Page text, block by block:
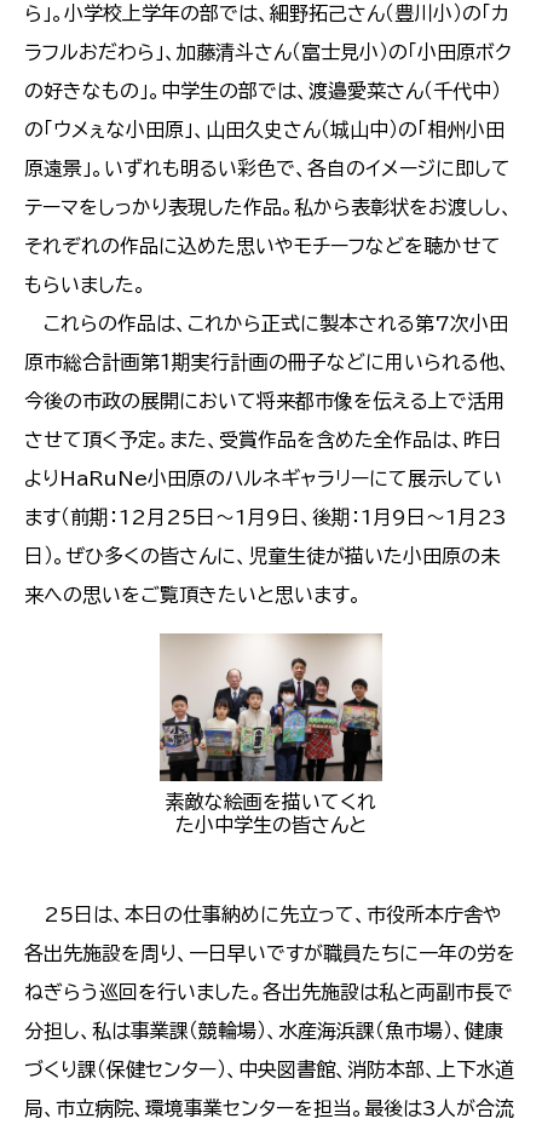
ら」。小学校上学年の部では、細野拓己さん（豊川小）の「カ
ラフルおだわら」、加藤清斗さん（富士見小）の「小田原ボク
の好きなもの」。中学生の部では、渡邉愛菜さん（千代中）
の「ウメぇな小田原」、山田久史さん（城山中）の「相州小田
原遠景」。いずれも明るい彩色で、各自のイメージに即して
テーマをしっかり表現した作品。私から表彰状をお渡しし、
それぞれの作品に込めた思いやモチーフなどを聴かせて
もらいました。
これらの作品は、これから正式に製本される第7次小田
原市総合計画第１期実行計画の冊子などに用いられる他、
今後の市政の展開において将来都市像を伝える上で活用
させて頂く予定。また、受賞作品を含めた全作品は、昨日
よりHaRuNe小田原のハルネギャラリーにて展示してい
ます（前期：12月25日～1月9日、後期：1月9日～1月23
日）。ぜひ多くの皆さんに、児童生徒が描いた小田原の未
来への思いをご覧頂きたいと思います。
素敵な絵画を描いてくれ
た小中学生の皆さんと
25日は、本日の仕事納めに先立って、市役所本庁舎や
各出先施設を周り、一日早いですが職員たちに一年の労を
ねぎらう巡回を行いました。各出先施設は私と両副市長で
分担し、私は事業課（競輪場）、水産海浜課（魚市場）、健康
づくり課（保健センター）、中央図書館、消防本部、上下水道
局、市立病院、環境事業センターを担当。最後は3人が合流